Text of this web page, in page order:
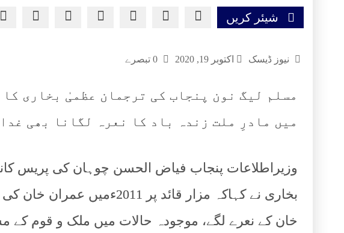
شیئر کریں
نیوز ڈیسک اکتوبر 19, 2020
مسلم لیگ نون پنجاب کی ترجمان عظمیٰ بخاری
میں مادرِ ملت زندہ باد کا نعرہ لگانا بھی
وزیراطلاعات پنجاب فیاض الحسن چوہان کی پریس
بخاری نے کہاکہ مزار قائد پر
خان کے نعرے لگے، موجودہ حالات میں ملک و قوم کے